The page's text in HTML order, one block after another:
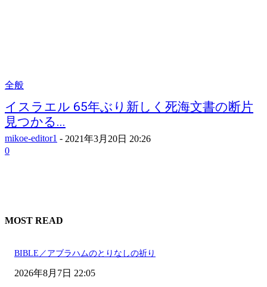
全般
イスラエル 65年ぶり新しく死海文書の断片
見つかる...
mikoe-editor1 - 2021年3月20日 20:26
0
MOST READ
BIBLE／アブラハムのとりなしの祈り
2026年8月7日 22:05